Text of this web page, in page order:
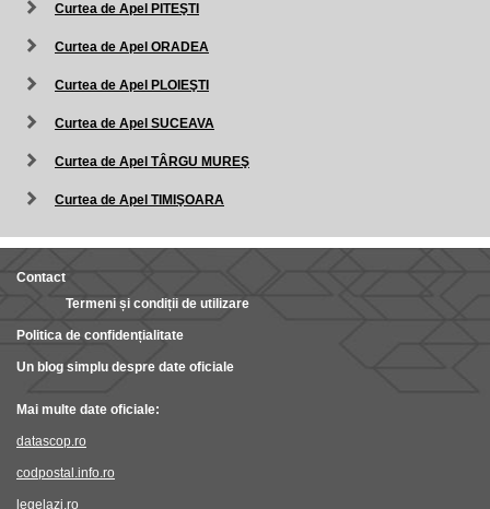
Curtea de Apel PITEŞTI
Curtea de Apel ORADEA
Curtea de Apel PLOIEŞTI
Curtea de Apel SUCEAVA
Curtea de Apel TÂRGU MUREŞ
Curtea de Apel TIMIŞOARA
Contact
Termeni și condiții de utilizare
Politica de confidențialitate
Un blog simplu despre date oficiale
Mai multe date oficiale:
datascop.ro
codpostal.info.ro
legelazi.ro